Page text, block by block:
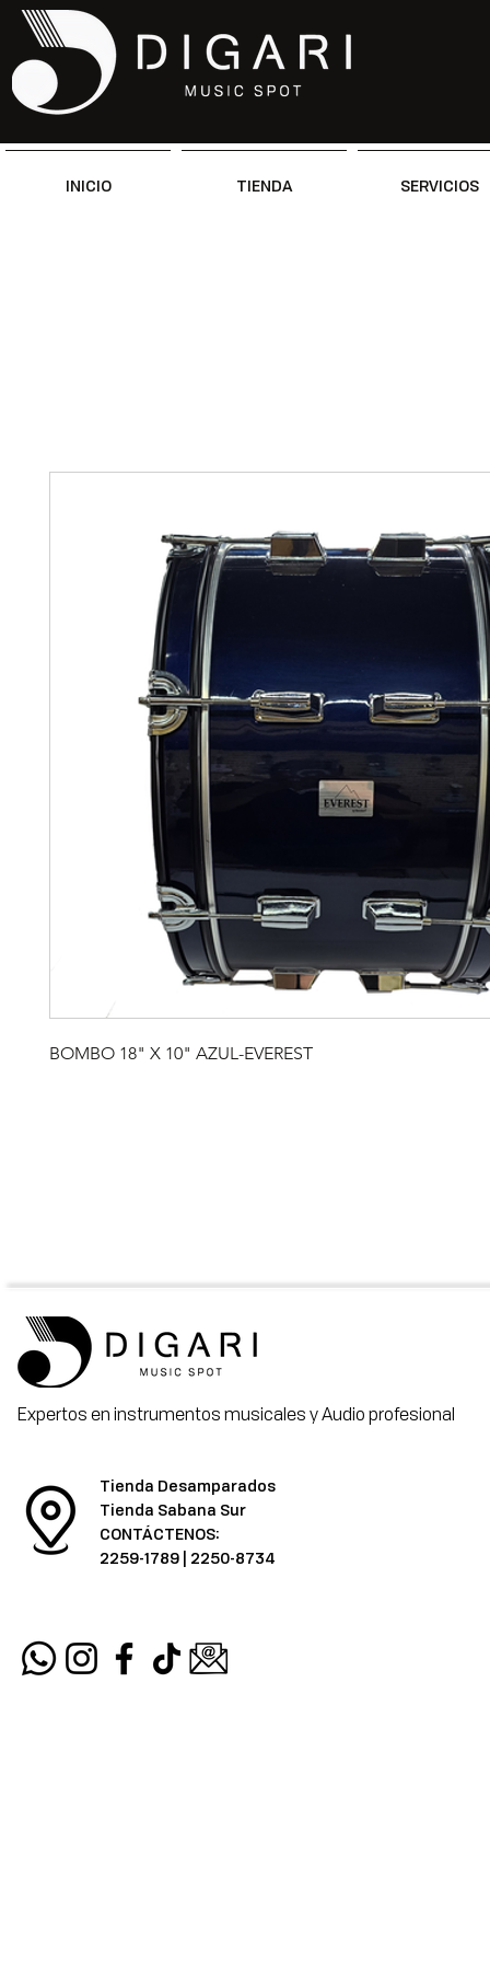
INICIO TIENDA SERVICIOS
BOMBO 18" X 10" AZUL-EVEREST
Expertos en instrumentos musicales y Audio profesional
Tienda Desamparados
Tienda Sabana Sur
CONTÁCTENOS:
2259-1789 | 2250-8734